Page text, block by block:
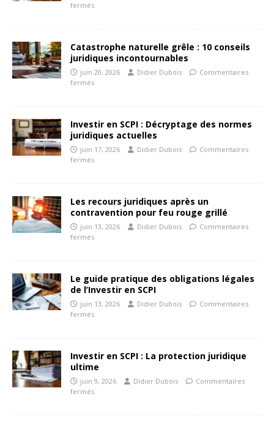
fermés
Catastrophe naturelle grêle : 10 conseils
juridiques incontournables
juin 20, 2026 Didier Dubois
Commentaires
fermés
Investir en SCPI : Décryptage des normes
juridiques actuelles
juin 17, 2026 Didier Dubois
Commentaires
fermés
Les recours juridiques après un
contravention pour feu rouge grillé
juin 13, 2026 Didier Dubois
Commentaires
fermés
Le guide pratique des obligations légales
de l’Investir en SCPI
juin 13, 2026 Didier Dubois
Commentaires
fermés
Investir en SCPI : La protection juridique
ultime
juin 9, 2026 Didier Dubois
Commentaires
fermés